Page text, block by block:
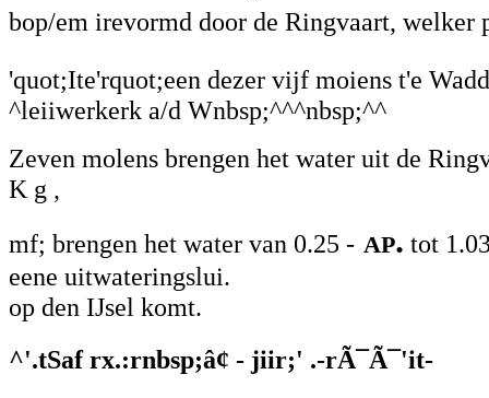
bop/em irevormd door de Ringvaart, welker
'quot;Ite'rquot;een dezer vijf moiens t'e
^leiiwerkerk a/d Wnbsp;^^^nbsp;^^
Zeven molens brengen het water uit de
K g ,
mf; brengen het water van 0.25 - ap. tot
eene uitwateringslui.
op den IJsel komt.
^'.tSaf rx.:rnbsp;â¢ - jiir;' .-rÃ¯Ã¯'it-